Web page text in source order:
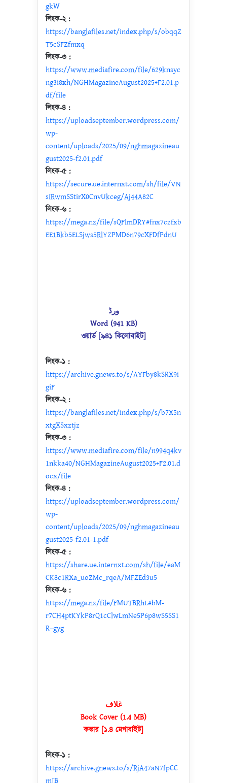
gkW
লিংক-২ :
https://banglafiles.net/index.php/s/obqqZ
T5cSFZfmxq
লিংক-৩ :
https://www.mediafire.com/file/629knsyc
ng3i8xh/NGHMagazineAugust2025+F2.01.p
df/file
লিংক-৪ :
https://uploadseptember.wordpress.com/
wp-
content/uploads/2025/09/nghmagazineau
gust2025-f2.01.pdf
লিংক-৫ :
https://secure.ue.internxt.com/sh/file/VN
sIRwmSStirX0CnvUkceg/Aj44A82C
লিংক-৬ :
https://mega.nz/file/sQFlmDRY#fnx7czfxb
EE1Bkb5ELSjws5RlYZPMD6n79cXFDfPdnU
ورڈ
Word (941 KB)
ওয়ার্ড [৯৪১ কিলোবাইট]
লিংক-১ :
https://archive.gnews.to/s/AYFby8kSRX9i
giF
লিংক-২ :
https://banglafiles.net/index.php/s/b7X5n
xtgXSxztjz
লিংক-৩ :
https://www.mediafire.com/file/n994q4kv
1nkka40/NGHMagazineAugust2025+F2.01.d
ocx/file
লিংক-৪ :
https://uploadseptember.wordpress.com/
wp-
content/uploads/2025/09/nghmagazineau
gust2025-f2.01-1.pdf
লিংক-৫ :
https://share.ue.internxt.com/sh/file/eaM
CK8c1RXa_uoZMc_rqeA/MFZEd3u5
লিংক-৬ :
https://mega.nz/file/FMUTBRhL#bM-
r7CH4ptKYkP8rQ1cClwLmNe5P6p8wS5SS1
R–gyg
غلاف
Book Cover (1.4 MB)
কভার [১.৪ মেগাবাইট]
লিংক-১ :
https://archive.gnews.to/s/RjA47aN7fpCC
mJB